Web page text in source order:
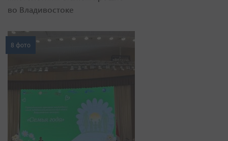
во Владивостоке
8 фото